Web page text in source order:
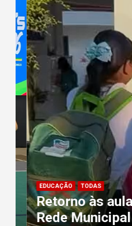
EDUCAÇÃO TODAS
Retorno às
Rede Municipal